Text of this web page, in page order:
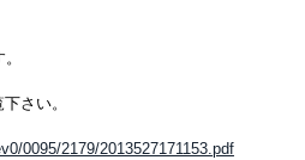
さい。
0095/2179/2013527171153.pdf